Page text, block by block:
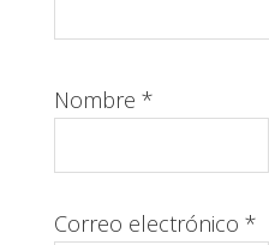
Nombre *
Correo electrónico *